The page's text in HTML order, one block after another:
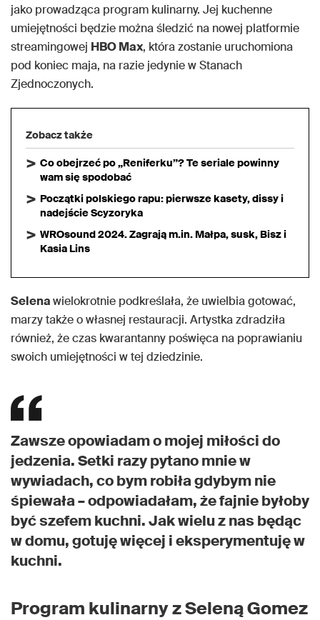
jako prowadząca program kulinarny. Jej kuchenne
umiejętności będzie można śledzić na nowej platformie
streamingowej HBO Max, która zostanie uruchomiona
pod koniec maja, na razie jedynie w Stanach
Zjednoczonych.
Zobacz także
Co obejrzeć po „Reniferku”? Te seriale powinny
wam się spodobać
Początki polskiego rapu: pierwsze kasety, dissy i
nadejście Scyzoryka
WROsound 2024. Zagrają m.in. Małpa, susk, Bisz i
Kasia Lins
Selenawielokrotnie podkreślała, że uwielbia gotować,
marzy także o własnej restauracji. Artystka zdradziła
również, że czas kwarantanny poświęca na poprawianiu
swoich umiejętności w tej dziedzinie.
Zawsze opowiadam o mojej miłości do
jedzenia. Setki razy pytano mnie w
wywiadach, co bym robiła gdybym nie
śpiewała – odpowiadałam, że fajnie byłoby
być szefem kuchni. Jak wielu z nas będąc
w domu, gotuję więcej i eksperymentuję w
kuchni.
Program kulinarny z Seleną Gomez